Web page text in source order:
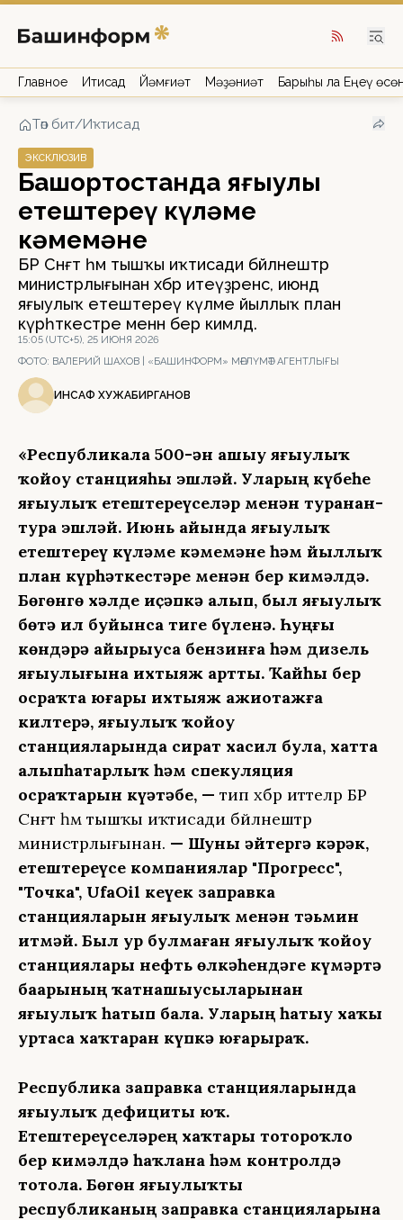
Главное Иҡтисад Йәмғиәт Мәҙәниәт Барыһы ла Еңеү
Төп бит/Иҡтисад
ЭКСКЛЮЗИВ
Башҡортостанда яғыулыҡ
етештереү күләме
кәмемәне
БР Сәнәғәт һәм тышҡы иҡтисади бәйләнештәр
министрлығынан хәбәр итеүҙәренсә, июндә
яғыулыҡ етештереү күләме йыллыҡ план
күрһәткестәре менән бер кимәлдә.
15:05 (UTC+5), 25 ИЮНЯ 2026
ФОТО: ВАЛЕРИЙ ШАХОВ | «БАШИНФОРМ» МӘҒЛҮМӘТ АГЕНТЛЫҒЫ
ИНСАФ ХУЖАБИРГАНОВ
«Республикала 500-ҙән ашыу яғыулыҡ
ҡойоу станцияһы эшләй. Уларҙың күбеһе
яғыулыҡ етештереүселәр менән туранан-
тура эшләй. Июнь айында яғыулыҡ
етештереү күләме кәмемәне һәм йыллыҡ
план күрһәткестәре менән бер кимәлдә.
Бөгөнгө хәлде иҫәпкә алып, был яғыулыҡ
бөтә ил буйынса тигеҙ бүленә. Һуңғы
көндәрҙә айырыуса бензинға һәм дизель
яғыулығына ихтыяж артты. Ҡайһы бер
осраҡта юғары ихтыяж ажиотажға
килтерә, яғыулыҡ ҡойоу
станцияларында сират хасил була, хатта
алыпһатарлыҡ һәм спекуляция
осраҡтарын күҙәтәбеҙ, — тип хәбәр иттеләр БР
Сәнәғәт һәм тышҡы иҡтисади бәйләнештәр
министрлығынан. — Шуны әйтергә кәрәк,
етештереүсе компаниялар "Прогресс",
"Точка", UfaOil кеүек заправка
станцияларын яғыулыҡ менән тәьмин
итмәй. Был ҙур булмаған яғыулыҡ ҡойоу
станциялары нефть өлкәһендәге күмәртә
баҙарының ҡатнашыусыларынан
яғыулыҡ һатып бала. Уларҙың һатыу хаҡы
уртаса хаҡтарҙан күпкә юғарыраҡ.
Республика заправка станцияларында
яғыулыҡ дефициты юҡ.
Етештереүселәрҙең хаҡтары тотороҡло
бер кимәлдә һаҡлана һәм контролдә
тотола. Бөгөн яғыулыҡты
республиканың заправка станцияларына